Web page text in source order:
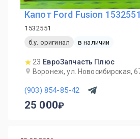
Капот Ford Fusion
1532551
б.у. оригинал
в наличии
23 ЕвроЗапчасть Плюс
Воронеж, ул. Новосибирская,
(903) 854-85-42
25 000